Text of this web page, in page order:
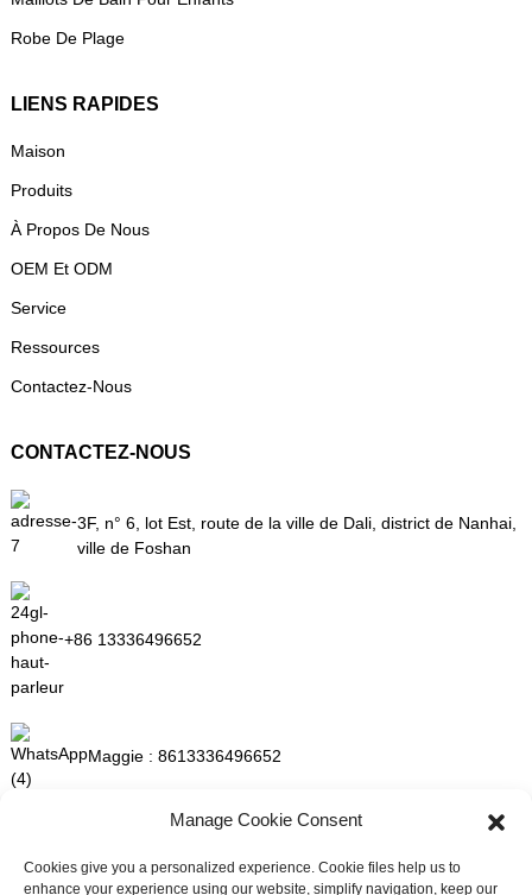
Robe De Plage
LIENS RAPIDES
Maison
Produits
À Propos De Nous
OEM Et ODM
Service
Ressources
Contactez-Nous
CONTACTEZ-NOUS
3F, n° 6, lot Est, route de la ville de Dali, district de Nanhai,
ville de Foshan
+86 13336496652
Maggie : 8613336496652
Manage Cookie Consent
Cookies give you a personalized experience. Cookie files help us to
enhance your experience using our website, simplify navigation, keep our